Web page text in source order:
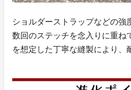
ショルダーストラップなどの強
数回のステッチを念入りに重ね
を想定した丁寧な縫製により、